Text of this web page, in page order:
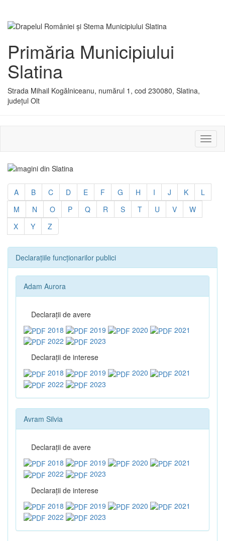
Primăria Municipiului
Slatina
Strada Mihail Kogălniceanu, numărul 1, cod 230080, Slatina,
județul Olt
sau
A B C D E F G H I J K
L
M
N O P Q R S T U V
W
X
Y Z
Declarațiile funcționarilor publici
Adam Aurora
Declaraţii de avere
2018
2019 2020
2021
2022
2023
Declaraţii de interese
2018
2019 2020
2021
2022
2023
Avram Silvia
Declaraţii de avere
2018
2019 2020
2021
2022
2023
Declaraţii de interese
2018
2019 2020
2021
2022
2023